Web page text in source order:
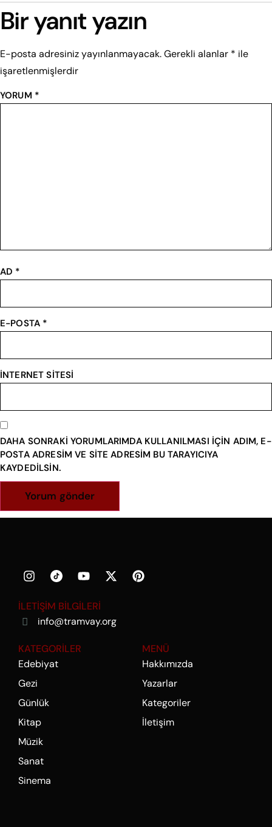
Bir yanıt yazın
E-posta adresiniz yayınlanmayacak.Gerekli alanlar * ile
işaretlenmişlerdir
YORUM *
AD *
E-POSTA *
İNTERNET SITESI
DAHA SONRAKI YORUMLARIMDA KULLANILMASI IÇIN ADIM, E-
POSTA ADRESIM VE SITE ADRESIM BU TARAYICIYA
KAYDEDILSIN.
İLETİŞİM BİLGİLERİ
info@tramvay.org
KATEGORİLER
Edebiyat
Gezi
Günlük
Kitap
Müzik
Sanat
Sinema
MENÜ
Hakkımızda
Yazarlar
Kategoriler
İletişim